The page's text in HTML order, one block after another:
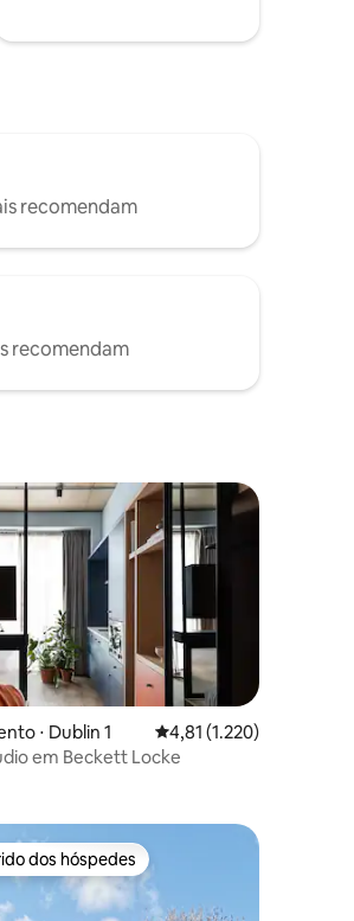
de filmes.
recomendam
recomendam
de 5, 31 avaliações
⋅ Dublin 1 4,81 de uma avaliação
4,81 (1.220)
em Beckett Locke
melhores preferidos dos hóspedes
dos hóspedes